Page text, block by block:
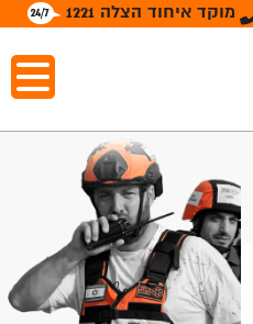
מוקד איחוד הצלה 1221